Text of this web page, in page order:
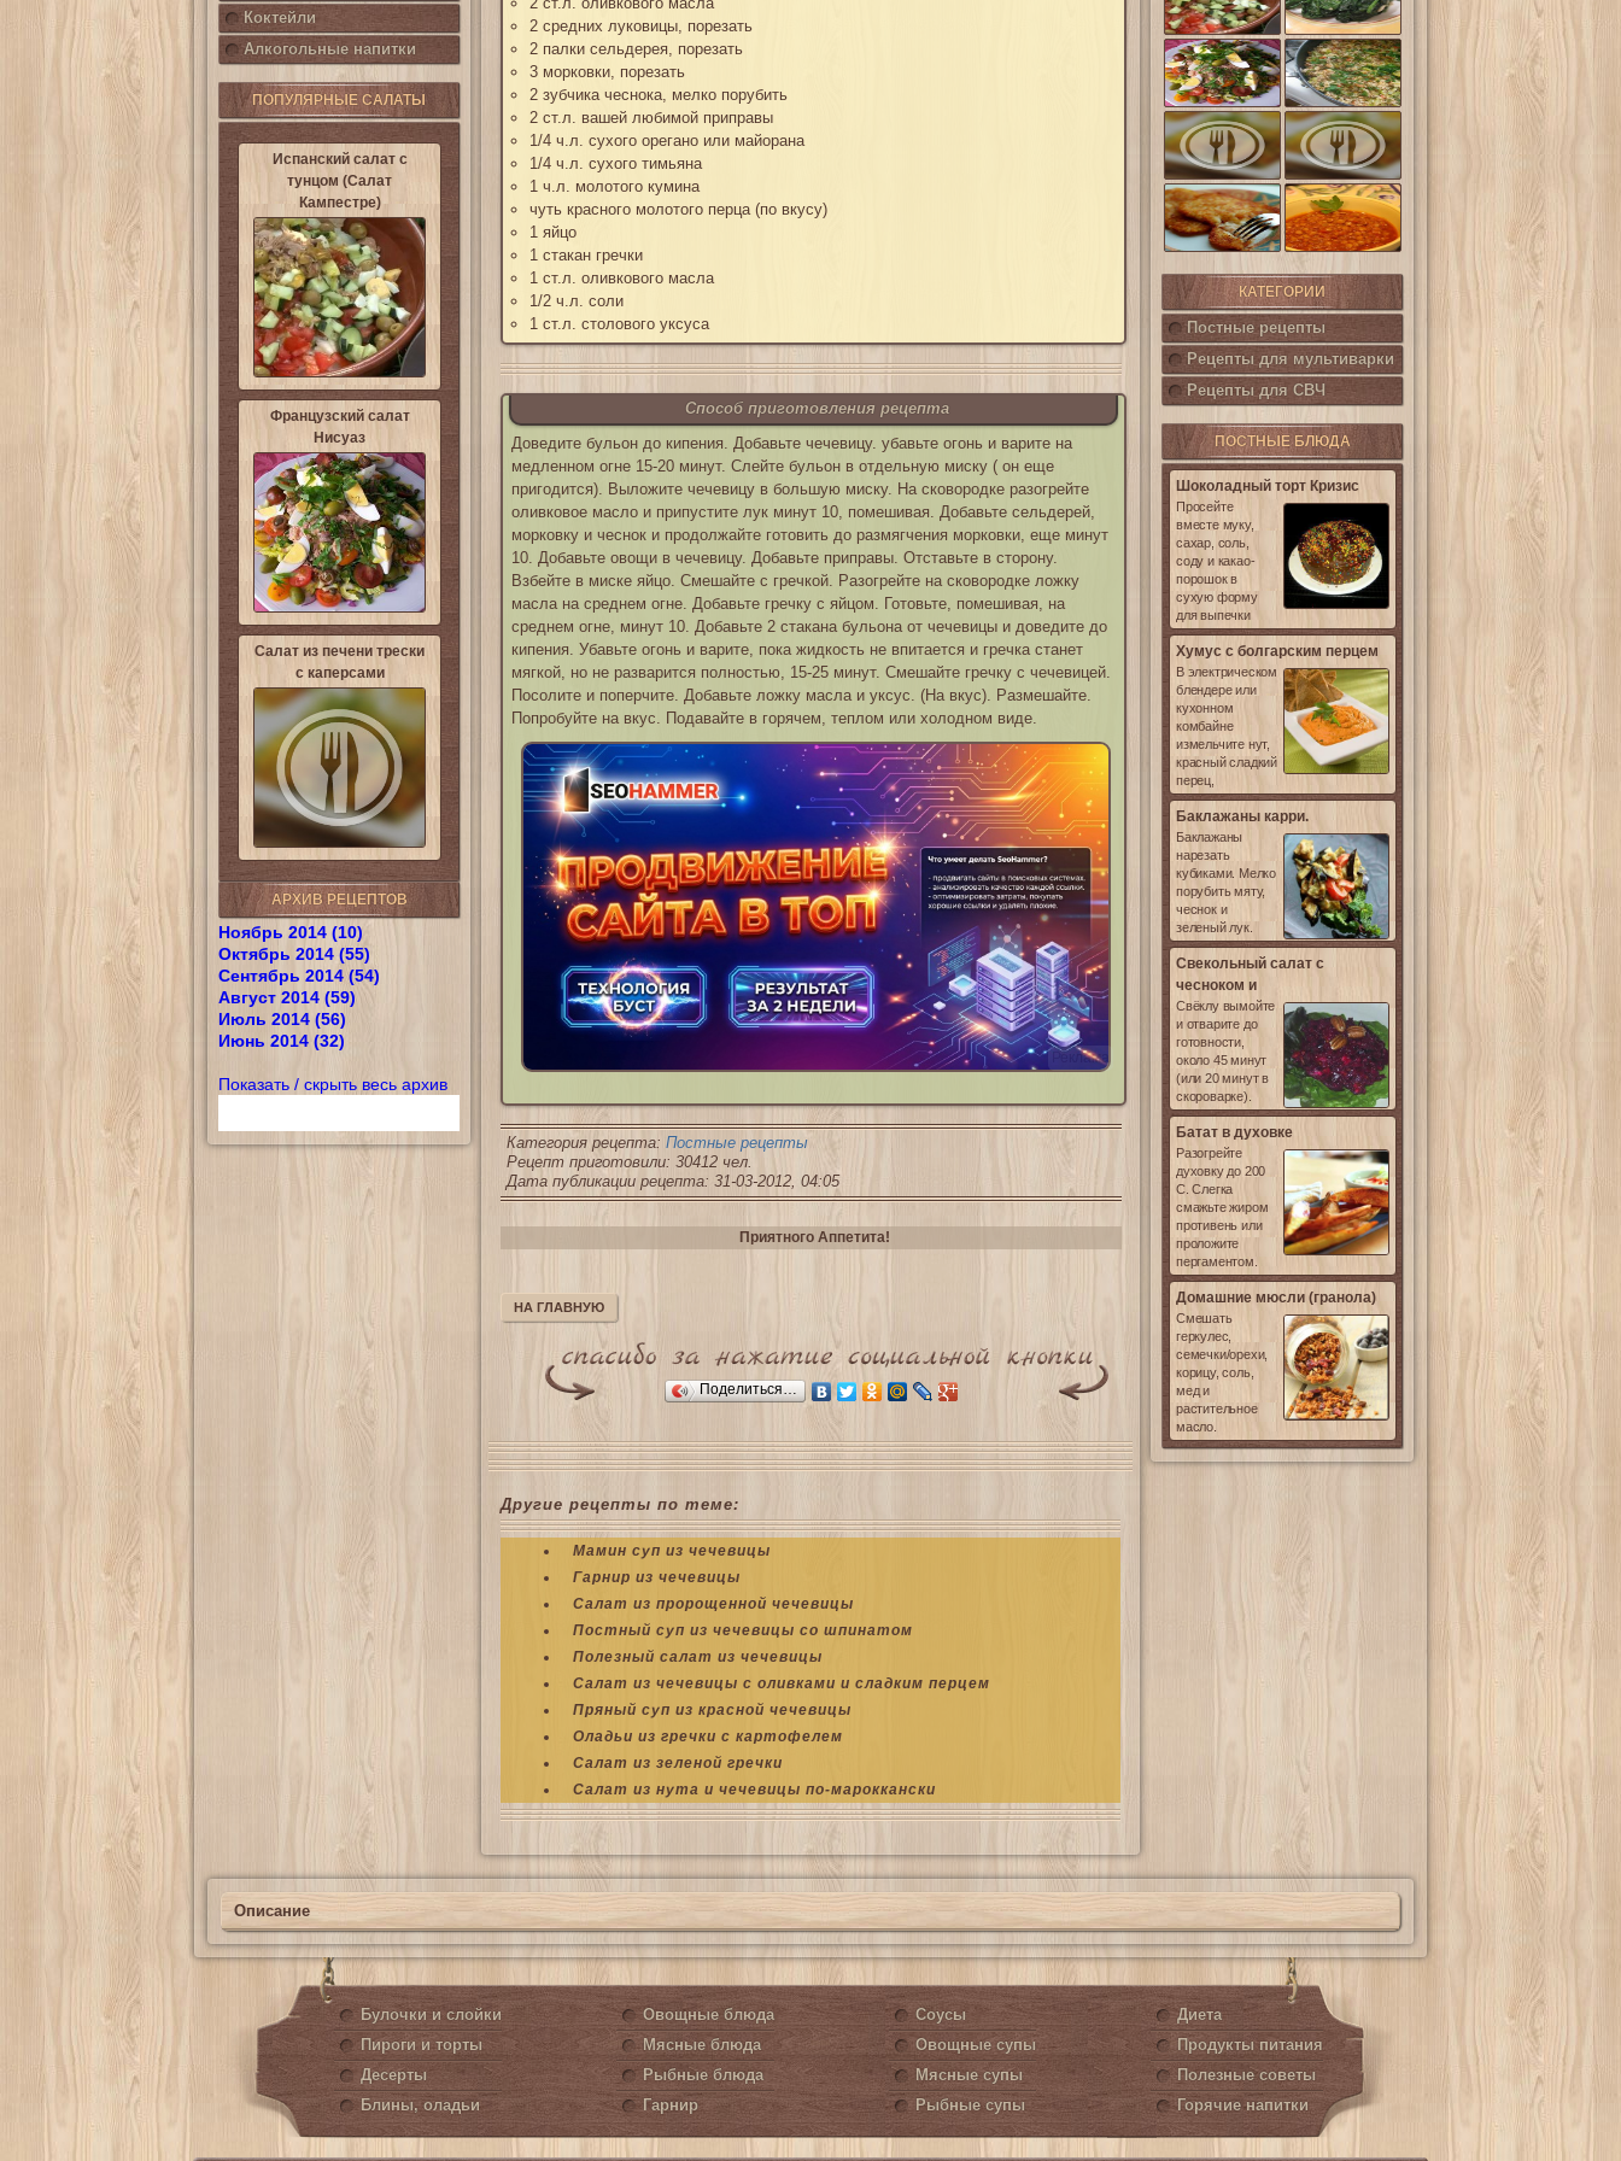
Коктейли
Алкогольные напитки
ПОПУЛЯРНЫЕ САЛАТЫ
Испанский салат с
тунцом (Салат
Кампестре)
Французский салат
Нисуаз
Салат из печени трески
с каперсами
АРХИВ РЕЦЕПТОВ
Ноябрь 2014 (10)
Октябрь 2014 (55)
Сентябрь 2014 (54)
Август 2014 (59)
Июль 2014 (56)
Июнь 2014 (32)
Показать / скрыть весь архив
2 средних луковицы, порезать
2 палки сельдерея, порезать
3 морковки, порезать
2 зубчика чеснока, мелко порубить
2 ст.л. вашей любимой приправы
1/4 ч.л. сухого орегано или майорана
1/4 ч.л. сухого тимьяна
1 ч.л. молотого кумина
чуть красного молотого перца (по вкусу)
1 яйцо
1 стакан гречки
1 ст.л. оливкового масла
1/2 ч.л. соли
1 ст.л. столового уксуса
Способ приготовления рецепта
Доведите бульон до кипения. Добавьте чечевицу. убавьте огонь и варите на
медленном огне 15-20 минут. Слейте бульон в отдельную миску ( он еще
пригодится). Выложите чечевицу в большую миску. На сковородке разогрейте
оливковое масло и припустите лук минут 10, помешивая. Добавьте сельдерей,
морковку и чеснок и продолжайте готовить до размягчения морковки, еще минут
10. Добавьте овощи в чечевицу. Добавьте приправы. Отставьте в сторону.
Взбейте в миске яйцо. Смешайте с гречкой. Разогрейте на сковородке ложку
масла на среднем огне. Добавьте гречку с яйцом. Готовьте, помешивая, на
среднем огне, минут 10. Добавьте 2 стакана бульона от чечевицы и доведите до
кипения. Убавьте огонь и варите, пока жидкость не впитается и гречка станет
мягкой, но не разварится полностью, 15-25 минут. Смешайте гречку с чечевицей.
Посолите и поперчите. Добавьте ложку масла и уксус. (На вкус). Размешайте.
Попробуйте на вкус. Подавайте в горячем, теплом или холодном виде.
Реклама
Категория рецепта: Постные рецепты
Рецепт приготовили: 30412 чел.
Дата публикации рецепта: 31-03-2012, 04:05
Приятного Аппетита!
НА ГЛАВНУЮ
Поделиться…
Другие рецепты по теме:
Мамин суп из чечевицы
Гарнир из чечевицы
Салат из пророщенной чечевицы
Постный суп из чечевицы со шпинатом
Полезный салат из чечевицы
Салат из чечевицы с оливками и сладким перцем
Пряный суп из красной чечевицы
Оладьи из гречки с картофелем
Салат из зеленой гречки
Салат из нута и чечевицы по-мароккански
(Салат
Кампестре)
шпинат
Французский
салат Нисуаз
Ленивые
кабачки
Овощная
запеканка из
кабачков и
баклажанов
Салат из печени
трески с
каперсами
Картофельные
котлетки с
кукурузой
Горошница
КАТЕГОРИИ
Постные рецепты
Рецепты для мультиварки
Рецепты для СВЧ
ПОСТНЫЕ БЛЮДА
Шоколадный торт Кризис
Просейте
вместе муку,
сахар, соль,
соду и какао-
порошок в
сухую форму
для выпечки
Хумус с болгарским перцем
В электрическом
блендере или
кухонном
комбайне
измельчите нут,
красный сладкий
перец,
Баклажаны карри.
Баклажаны
нарезать
кубиками. Мелко
порубить мяту,
чеснок и
зеленый лук.
Свекольный салат с
чесноком и
Свёклу вымойте
и отварите до
готовности,
около 45 минут
(или 20 минут в
скороварке).
Батат в духовке
Разогрейте
духовку до 200
С. Слегка
смажьте жиром
противень или
проложите
пергаментом.
Домашние мюсли (гранола)
Смешать
геркулес,
семечки/орехи,
корицу, соль,
мед и
растительное
масло.
Описание
Булочки и слойки
Пироги и торты
Десерты
Блины, оладьи
Овощные блюда
Мясные блюда
Рыбные блюда
Гарнир
Соусы
Овощные супы
Мясные супы
Рыбные супы
Диета
Продукты питания
Полезные советы
Горячие напитки